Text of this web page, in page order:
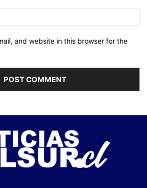
and website in this browser for the